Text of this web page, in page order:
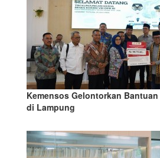
Kemensos Gelontorkan
di Lampung